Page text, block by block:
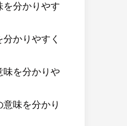
を分かりやす
かりやすく
味を分かりや
味を分かり